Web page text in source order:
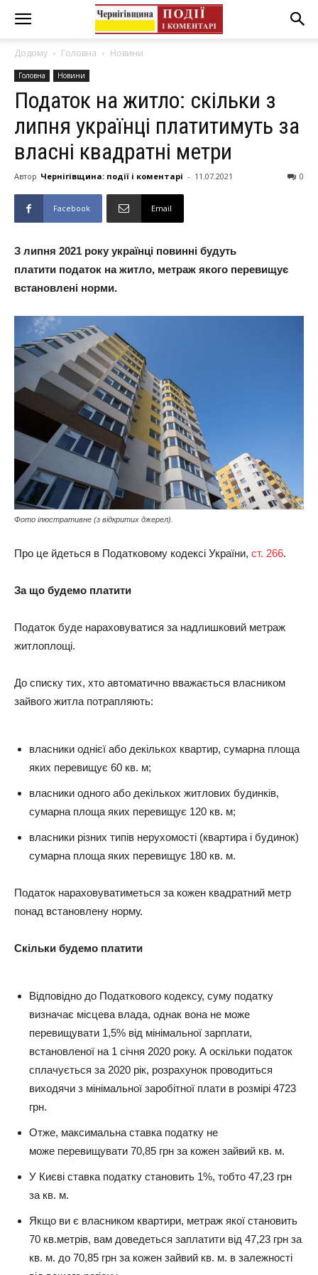
Додому Головна Новини
Головна Новини
Податок на житло: скільки з
липня українці платитимуть за
власні квадратні метри
Автор Чернігівщина: події і коментарі - 11.07.2021 0
Facebook Email
З липня 2021 року українці повинні будуть
платити податок на житло, метраж якого перевищує
встановлені норми.
Фото ілюстративне (з відкритих джерел).
Про це йдеться в Податковому кодексі України, ст. 266.
За що будемо платити
Податок буде нараховуватися за надлишковий метраж
житлоплощі.
До списку тих, хто автоматично вважається власником
зайвого житла потрапляють:
власники однієї або декількох квартир, сумарна площа
яких перевищує 60 кв. м;
власники одного або декількох житлових будинків,
сумарна площа яких перевищує 120 кв. м;
власники різних типів нерухомості (квартира і будинок)
сумарна площа яких перевищує 180 кв. м.
Податок нараховуватиметься за кожен квадратний метр
понад встановлену норму.
Скільки будемо платити
Відповідно до Податкового кодексу, суму податку
визначає місцева влада, однак вона не може
перевищувати 1,5% від мінімальної зарплати,
встановленої на 1 січня 2020 року. А оскільки податок
сплачується за 2020 рік, розрахунок проводиться
виходячи з мінімальної заробітної плати в розмірі 4723
грн.
Отже, максимальна ставка податку не
може перевищувати 70,85 грн за кожен зайвий кв. м.
У Києві ставка податку становить 1%, тобто 47,23 грн
за кв. м.
Якщо ви є власником квартири, метраж якої становить
70 кв.метрів, вам доведеться заплатити від 47,23 грн за
кв. м. до 70,85 грн за кожен зайвий кв. м. в залежності